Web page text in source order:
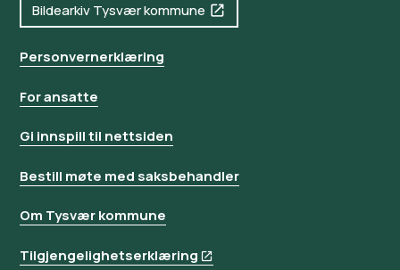
Bildearkiv Tysvær kommune
Personvernerklæring
For ansatte
Gi innspill til nettsiden
Bestill møte med saksbehandler
Om Tysvær kommune
Tilgjengelighetserklæring